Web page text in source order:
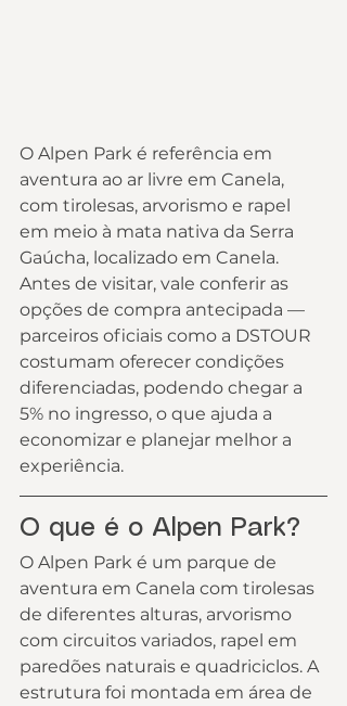
O Alpen Park é referência em
aventura ao ar livre em Canela,
com tirolesas, arvorismo e rapel
em meio à mata nativa da Serra
Gaúcha, localizado em Canela.
Antes de visitar, vale conferir as
opções de compra antecipada —
parceiros oficiais como a DSTOUR
costumam oferecer condições
diferenciadas, podendo chegar a
5% no ingresso, o que ajuda a
economizar e planejar melhor a
experiência.
O que é o Alpen Park?
O Alpen Park é um parque de
aventura em Canela com tirolesas
de diferentes alturas, arvorismo
com circuitos variados, rapel em
paredões naturais e quadriciclos. A
estrutura foi montada em área de